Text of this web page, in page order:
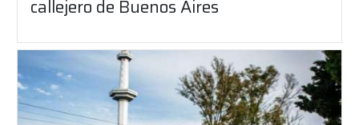
callejero de Buenos Aires